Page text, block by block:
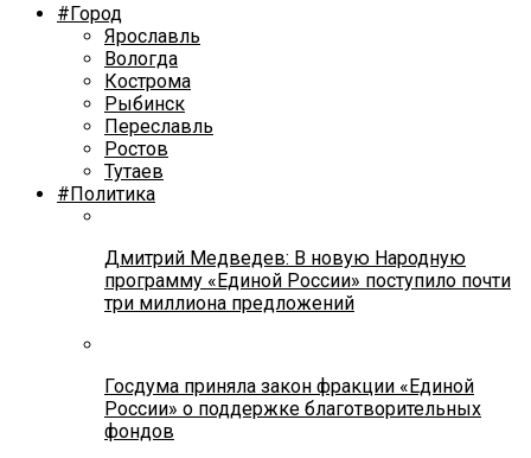
#Город
Ярославль
Вологда
Кострома
Рыбинск
Переславль
Ростов
Тутаев
#Политика
Дмитрий Медведев: В новую Народную
программу «Единой России» поступило почти
три миллиона предложений
Госдума приняла закон фракции «Единой
России» о поддержке благотворительных
фондов